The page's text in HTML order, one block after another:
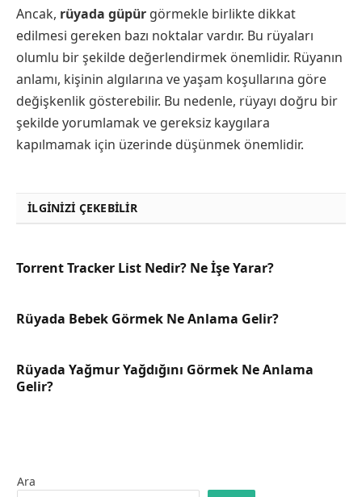
Ancak, rüyada güpür görmekle birlikte dikkat
edilmesi gereken bazı noktalar vardır. Bu rüyaları
olumlu bir şekilde değerlendirmek önemlidir. Rüyanın
anlamı, kişinin algılarına ve yaşam koşullarına göre
değişkenlik gösterebilir. Bu nedenle, rüyayı doğru bir
şekilde yorumlamak ve gereksiz kaygılara
kapılmamak için üzerinde düşünmek önemlidir.
İLGINIZI ÇEKEBILIR
Torrent Tracker List Nedir? Ne İşe Yarar?
Rüyada Bebek Görmek Ne Anlama Gelir?
Rüyada Yağmur Yağdığını Görmek Ne Anlama
Gelir?
Ara